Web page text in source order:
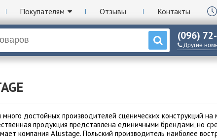
Покупателям Отзывы Контакты
(096)
Другие
достойных производителей сценических конструкций на
продукция представлена единичными брендами, но
компания Alustage. Польский производитель наиболее